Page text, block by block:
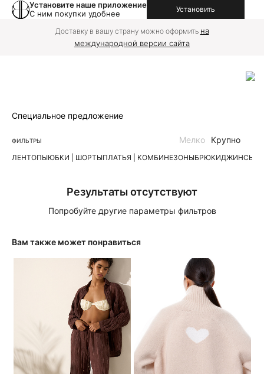
Установите наше приложение
С ним покупки удобнее
Установить
Доставку в вашу страну можно оформить на
международной версии сайта
Специальное предложение
ФИЛЬТРЫ
ЛЕНТОПЫЮБКИ | ШОРТЫПЛАТЬЯ | КОМБИНЕЗОНЫБРЮКИДЖИНСЫ
Мелко Крупно
Результаты отсутствуют
Попробуйте другие параметры фильтров
Вам также может понравиться